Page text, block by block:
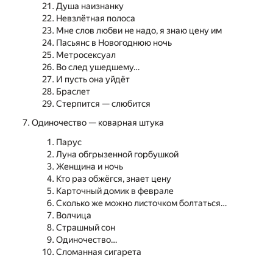
Душа наизнанку
Невзлётная полоса
Мне слов любви не надо, я знаю цену им
Пасьянс в Новогоднюю ночь
Метросексуал
Во след ушедшему…
И пусть она уйдёт
Браслет
Стерпится — слюбится
Одиночество — коварная штука
Парус
Луна обгрызенной горбушкой
Женщина и ночь
Кто раз обжёгся, знает цену
Карточный домик в феврале
Сколько же можно листочком болтаться…
Волчица
Страшный сон
Одиночество…
Сломанная сигарета